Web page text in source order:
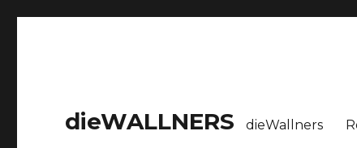
dieWALLNERS dieWallners